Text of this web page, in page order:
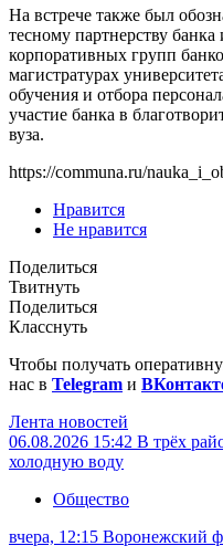
На встрече также был
тесному партнерству
корпоративных групп
магистратурах
обучения и отбора
участие банка в
вуза.
https://communa.ru/
Нравится
Не нравится
Поделиться
Твитнуть
Поделиться
Класснуть
Чтобы получать
нас в Telegram и
Лента новостей
06.08.2026 15:42 В трёх
холодную воду
Общество
вчера, 12:15 Воронежский